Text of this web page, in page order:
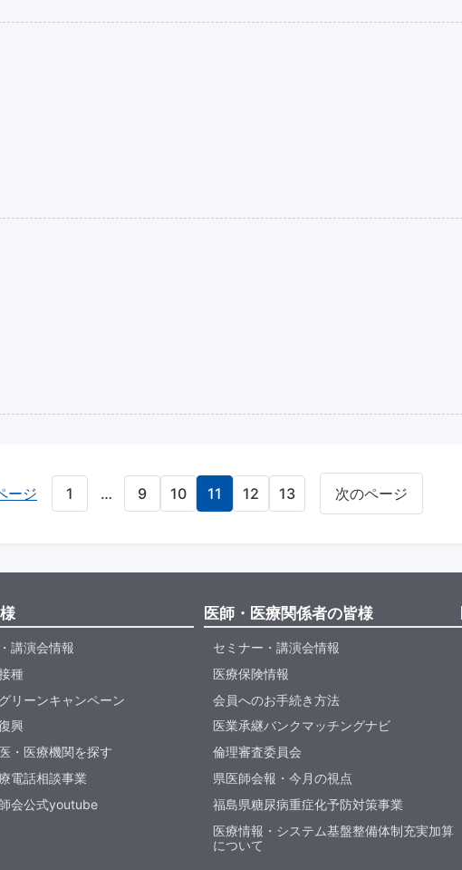
ージ 1 … 9 10 11 12 13 次のページ
講演会情報
種
リーンキャンペーン
興
・医療機関を探す
電話相談事業
会公式youtube
医師・医療関係者の皆様
セミナー・講演会情報
医療保険情報
会員へのお手続き方法
医業承継バンクマッチングナビ
倫理審査委員会
県医師会報・今月の視点
福島県糖尿病重症化予防対策事業
医療情報・システム基盤整備体制充実加算
について